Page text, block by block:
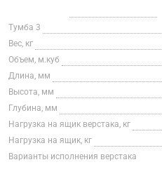
Тумба 3
Вес, кг
Объем, м.куб
Длина, мм
Высота, мм
Глубина, мм
Нагрузка на ящик верстака, кг
Нагрузка на ящик, кг
Варианты исполнения верстака